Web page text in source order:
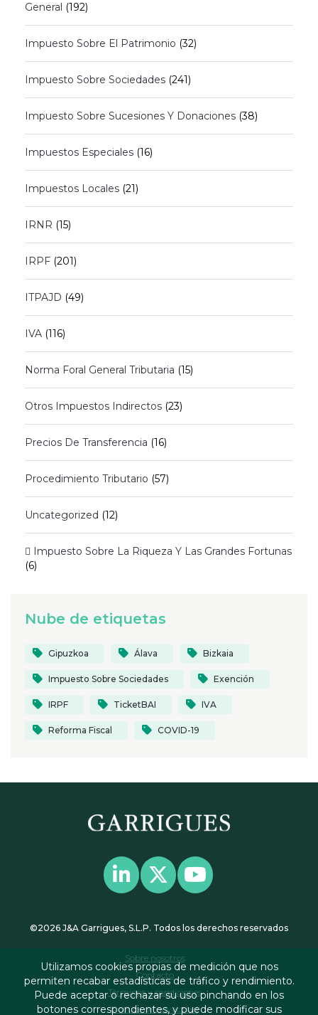
General (192)
Impuesto Sobre El Patrimonio (32)
Impuesto Sobre Sociedades (241)
Impuesto Sobre Sucesiones Y Donaciones (38)
Impuestos Especiales (16)
Impuestos Locales (21)
IRNR (15)
IRPF (201)
ITPAJD (49)
IVA (116)
Norma Foral General Tributaria (15)
Otros Impuestos Indirectos (23)
Precios De Transferencia (16)
Procedimiento Tributario (57)
Uncategorized (12)
 Impuesto Sobre La Riqueza Y Las Grandes Fortunas
(6)
Nube de etiquetas
Gipuzkoa Álava Bizkaia
Impuesto Sobre Sociedades Exención
IRPF TicketBAI IVA
Reforma Fiscal COVID-19
©2026 J&A Garrigues, S.L.P. Todos los derechos reservados
Sobre nosotros
Contacto
Términos y condiciones
Política de privacidad
Utilizamos cookies propias de medición que nos
permiten recabar estadísticas de tráfico y rendimiento.
Puede aceptar o rechazar su uso pinchando en los
botones correspondientes, y puede modificar sus